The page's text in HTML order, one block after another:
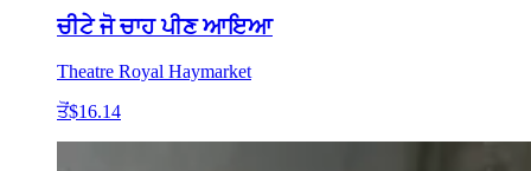
ਚੀਟੇ ਜੋ ਚਾਹ ਪੀਣ ਆਇਆ
Theatre Royal Haymarket
ਤੋਂ$16.14